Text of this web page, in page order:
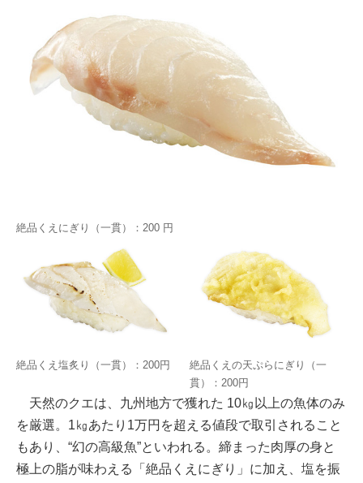
絶品くえにぎり（一貫）：200 円
絶品くえ塩炙り（一貫）：200円
絶品くえの天ぷらにぎり（一
貫）：200円
天然のクエは、九州地方で獲れた 10㎏以上の魚体のみ
を厳選。1㎏あたり1万円を超える値段で取引されること
もあり、“幻の高級魚”といわれる。締まった肉厚の身と
極上の脂が味わえる「絶品くえにぎり」に加え、塩を振